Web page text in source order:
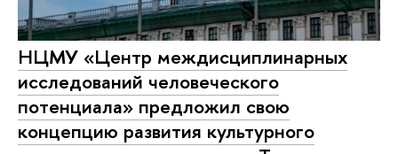
НЦМУ «Центр междисциплинарных
исследований человеческого
потенциала» предложил свою
концепцию развития культурного